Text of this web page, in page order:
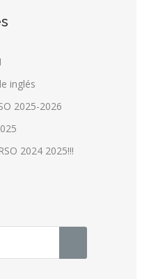
inglés
2025-2026
2024 2025!!!